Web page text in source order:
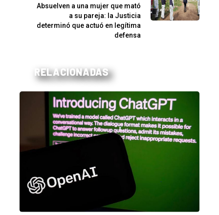
Absuelven a una mujer que mató
a su pareja: la Justicia
determinó que actuó en legítima
defensa
RELACIONADAS